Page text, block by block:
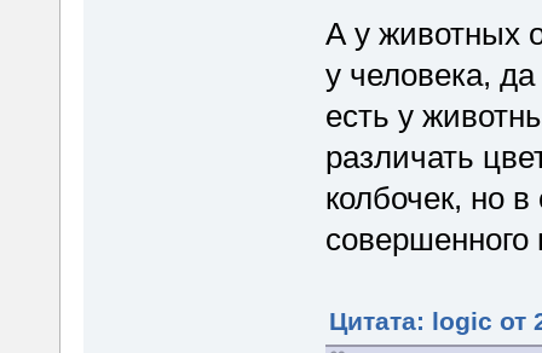
А у животных
у человека, да
есть у
различать
колбочек, но
совершенного
Цитата: logic от